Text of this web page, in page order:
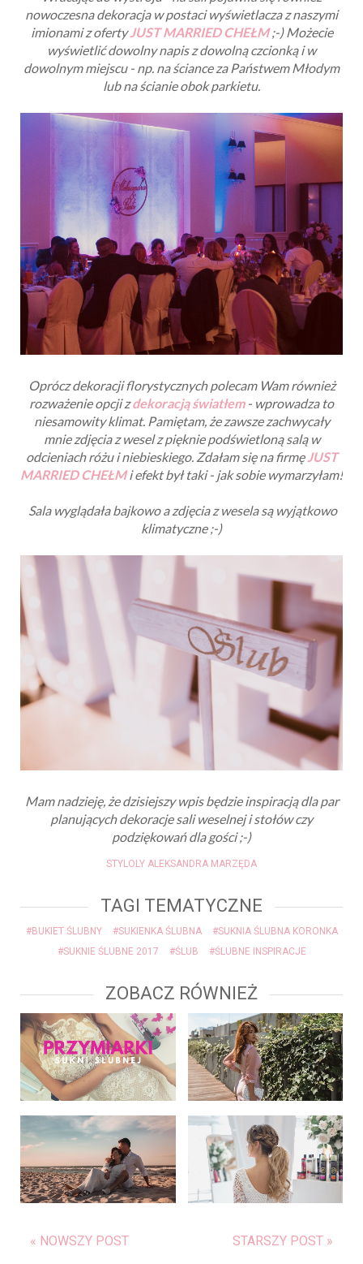
Wracając do wystroju - na sali pojawiła się również
nowoczesna dekoracja w postaci wyświetlacza z naszymi
imionami z oferty
JUST MARRIED CHEŁM;-) Możecie
wyświetlić dowolny napis z dowolną czcionką i w
dowolnym miejscu - np. na ściance za Państwem Młodym
lub na ścianie obok parkietu.
Oprócz dekoracji florystycznych polecam Wam również
dekoracją światłem
- wprowadza to
niesamowity klimat. Pamiętam, że zawsze zachwycały
mnie zdjęcia z wesel z pięknie podświetloną salą w
odcieniach różu i niebieskiego. Zdałam się na firmę
JUST
MARRIED CHEŁM
i efekt był taki - jak sobie wymarzyłam!
Sala wyglądała bajkowo a zdjęcia z wesela są wyjątkowo
klimatyczne ;-)
Mam nadzieję, że dzisiejszy wpis będzie inspiracją dla par
planujących dekoracje sali weselnej i stołów czy
podziękowań dla gości ;-)
STYLOLY ALEKSANDRA MARZĘDA
TAGI TEMATYCZNE
#BUKIET ŚLUBNY #SUKIENKA ŚLUBNA
#SUKNIA ŚLUBNA KORONKA
#SUKNIE ŚLUBNE 2017
#ŚLUBNE INSPIRACJE
ZOBACZ RÓWNIEŻ